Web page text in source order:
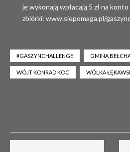
je wykonają wpłacają 5 zł na
zbiórki: www.siepomaga.pl/
#GASZYNCHALLENGE GMINA
WÓJT KONRAD KOC WÓLKA